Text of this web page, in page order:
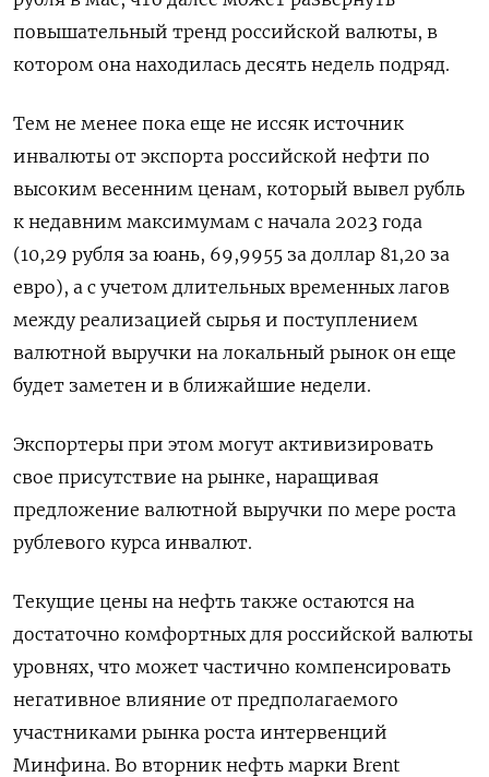
повышательный тренд российской валюты, в
котором она находилась десять недель подряд.
Тем не менее пока еще не иссяк источник
инвалюты от экспорта российской нефти по
высоким весенним ценам, который вывел рубль
к недавним максимумам с начала 2023 года
(10,29 рубля за юань, 69,9955 за доллар 81,20 за
евро), а с учетом длительных временных лагов
между реализацией сырья и поступлением
валютной выручки на локальный рынок он еще
будет заметен и ​в ближайшие недели.
Экспортеры при этом могут ⁠активизировать
свое присутствие на рынке, наращивая
предложение валютной выручки по мере роста
рублевого курса инвалют.
Текущие цены на нефть также остаются на
достаточно комфортных ‌для российской валюты
уровнях, что может частично компенсировать
негативное влияние от предполагаемого
участниками рынка роста ‌интервенций
Минфина. Во вторник нефть марки Brent